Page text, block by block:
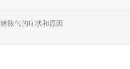
猪胀气的症状和原因